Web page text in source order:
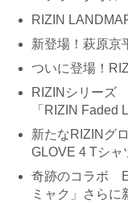
RIZIN
新登場！萩原京
ついに登場！
RIZINシリーズ
「RIZIN Faded
新たなRIZINグ
GLOVE 4 Tシ
奇跡のコラボ
ミャク」さら